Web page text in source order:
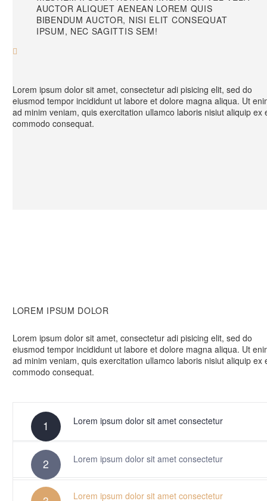
AUCTOR ALIQUET AENEAN LOREM QUIS
BIBENDUM AUCTOR, NISI ELIT CONSEQUAT
IPSUM, NEC SAGITTIS SEM!

Lorem ipsum dolor sit amet, consectetur adi pisicing elit, sed do
eiusmod tempor incididunt ut labore et dolore magna aliqua. Ut
ad minim veniam, quis exercitation ullamco laboris nisiut aliquip ex
commodo consequat.
LOREM IPSUM DOLOR
Lorem ipsum dolor sit amet, consectetur adi pisicing elit, sed do
eiusmod tempor incididunt ut labore et dolore magna aliqua. Ut
ad minim veniam, quis exercitation ullamco laboris nisiut aliquip ex
commodo consequat.
1 Lorem ipsum dolor sit amet consectetur
2 Lorem ipsum dolor sit amet consectetur
Lorem ipsum dolor sit amet consectetur